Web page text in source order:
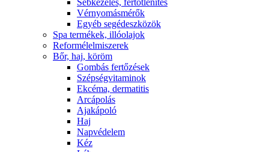
Sebkezelés, fertőtlenítés
Vérnyomásmérők
Egyéb segédeszközök
Spa termékek, illóolajok
Reformélelmiszerek
Bőr, haj, köröm
Gombás fertőzések
Szépségvitaminok
Ekcéma, dermatitis
Arcápolás
Ajakápoló
Haj
Napvédelem
Kéz